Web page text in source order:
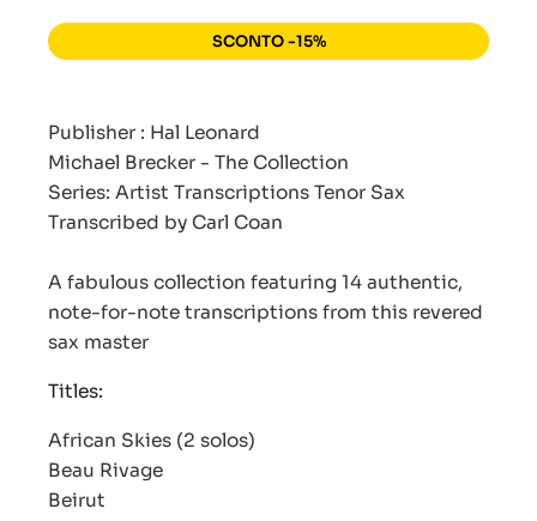
SCONTO -15%
Publisher : Hal Leonard
Michael Brecker - The Collection
Series: Artist Transcriptions Tenor Sax
Transcribed by Carl Coan
A fabulous collection featuring 14 authentic,
note-for-note transcriptions from this revered
sax master
Titles:
African Skies (2 solos)
Beau Rivage
Beirut